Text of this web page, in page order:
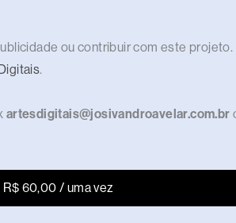
ou contribuir com este
.
artesdigitais@josivandroavelar.com.br
R$ 60,00 / uma vez